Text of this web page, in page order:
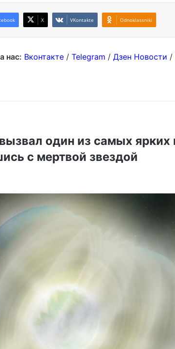
X VKontakte Odnoklassniki
нас: Вконтакте/ Telegram / Дзен Новости /